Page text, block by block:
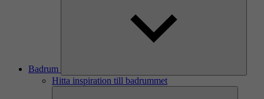
Badrum
Hitta inspiration till badrummet